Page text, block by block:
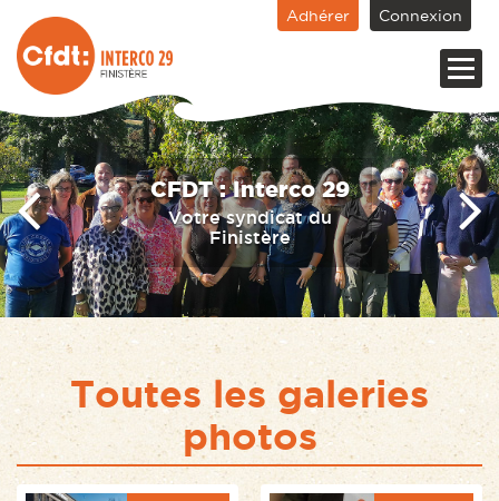
Adhérer Connexion
CFDT : Interco 29
Votre syndicat du
Finistère
Toutes les galeries
photos